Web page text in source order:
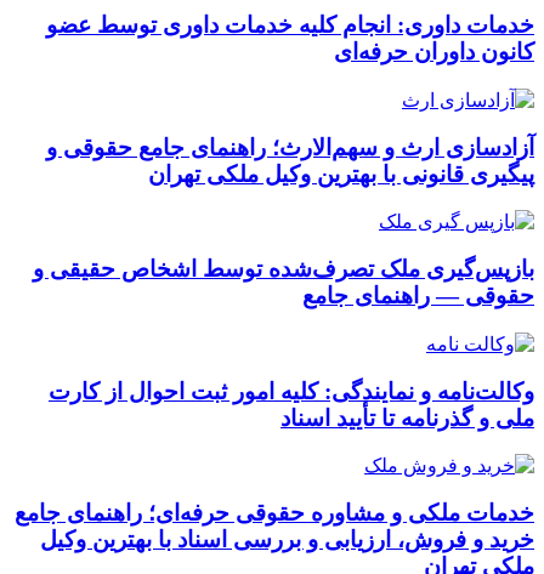
خدمات داوری: انجام کلیه خدمات داوری توسط عضو
کانون داوران حرفه‌ای
آزادسازی ارث و سهم‌الارث؛ راهنمای جامع حقوقی و
پیگیری قانونی با بهترین وکیل ملکی تهران
بازپس‌گیری ملک تصرف‌شده توسط اشخاص حقیقی و
حقوقی — راهنمای جامع
وکالت‌نامه و نمایندگی: کلیه امور ثبت احوال از کارت
ملی و گذرنامه تا تأیید اسناد
خدمات ملکی و مشاوره حقوقی حرفه‌ای؛ راهنمای جامع
خرید و فروش، ارزیابی و بررسی اسناد با بهترین وکیل
ملکی تهران